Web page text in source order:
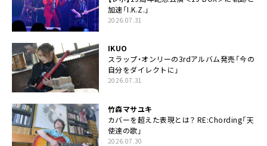
加速「I.K.Z.」
2026.07.31
IKUO
スラップ・オンリーの3rdアルバム発売「今の
自分をダイレクトに」
2026.07.31
竹森マサユキ
カバーを超えた表現とは？ RE:Chording「天
使達の歌」
2026.07.30